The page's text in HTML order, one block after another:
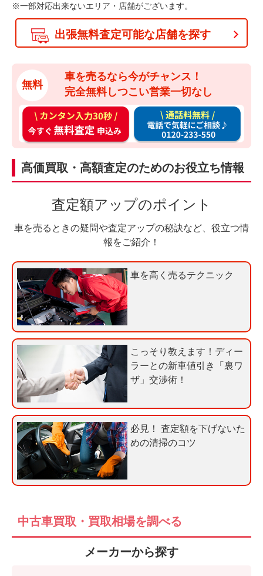
※一部対応出来ないエリア・店舗がございます。
出張無料査定可能な店舗を探す
無料
車を売るなら今がチャンス！
完全無料しつこい営業一切なし
カ
ン
タ
ン
入
秒
す
ぐ
無
料
査
定
申
込
み
通
料
無
料
電
で
に
高価買取・高額査定のためのお役立ち情報
査定額アップのポイント
車を売るときの疑問や査定アップの秘訣など、役立つ情
報をご紹介！
車を高く売るテクニック
こっそり教えます！ディー
ラーとの新車値引き「裏ワ
ザ」交渉術！
必見！ 査定額を下げないた
めの清掃のコツ
中古車買取・買取相場を調べる
メーカーから探す